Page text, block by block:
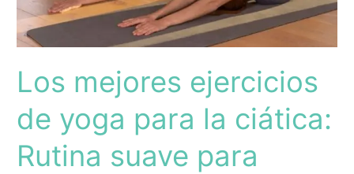
Los mejores ejercicios
de yoga para la ciática:
Rutina suave para
suave
para